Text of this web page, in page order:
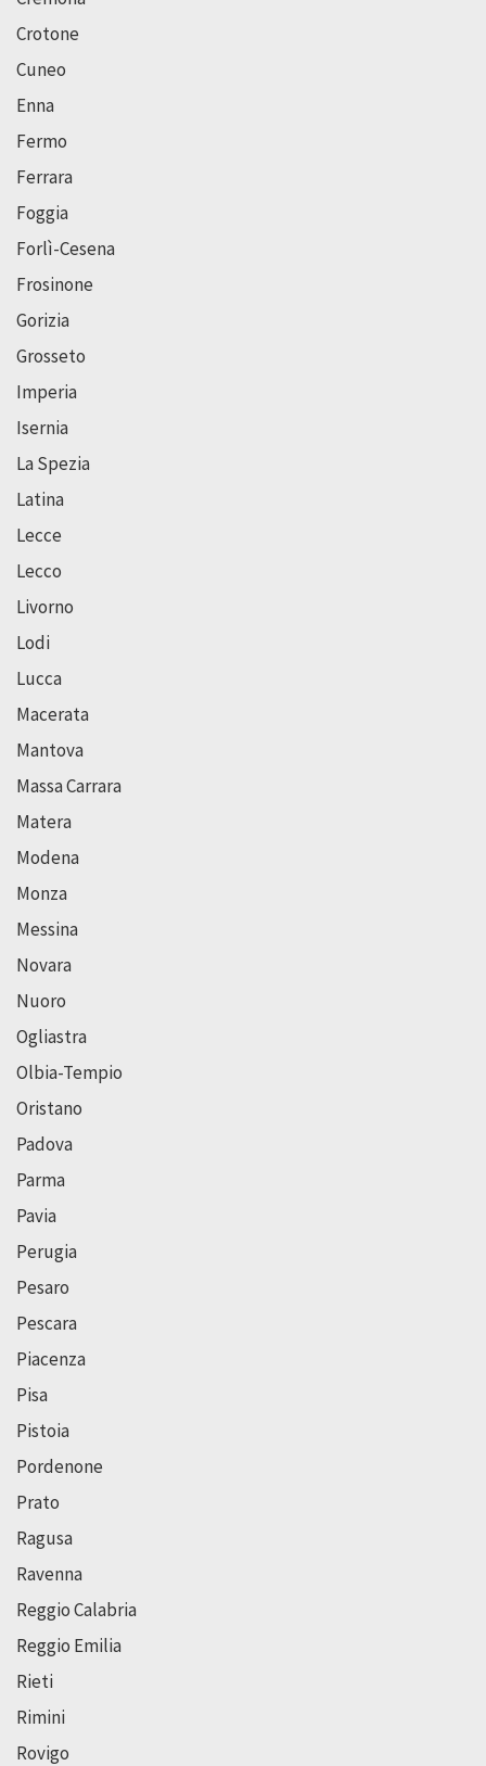
Crotone
Cuneo
Enna
Fermo
Ferrara
Foggia
Forlì-Cesena
Frosinone
Gorizia
Grosseto
Imperia
Isernia
La Spezia
Latina
Lecce
Lecco
Livorno
Lodi
Lucca
Macerata
Mantova
Massa Carrara
Matera
Modena
Monza
Messina
Novara
Nuoro
Ogliastra
Olbia-Tempio
Oristano
Padova
Parma
Pavia
Perugia
Pesaro
Pescara
Piacenza
Pisa
Pistoia
Pordenone
Prato
Ragusa
Ravenna
Reggio Calabria
Reggio Emilia
Rieti
Rimini
Rovigo